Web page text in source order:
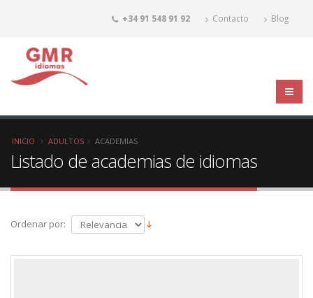
+34 91 548 91 92 Contacto Blog
INICIO ADULTOS ACADEMIAS
Listado de academias de idiomas
Ordenar por: